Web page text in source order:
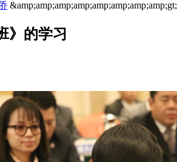
&amp;amp;amp;amp;amp;amp;amp;amp;gt;
》的学习